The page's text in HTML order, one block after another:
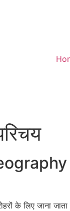
के लिए जाना